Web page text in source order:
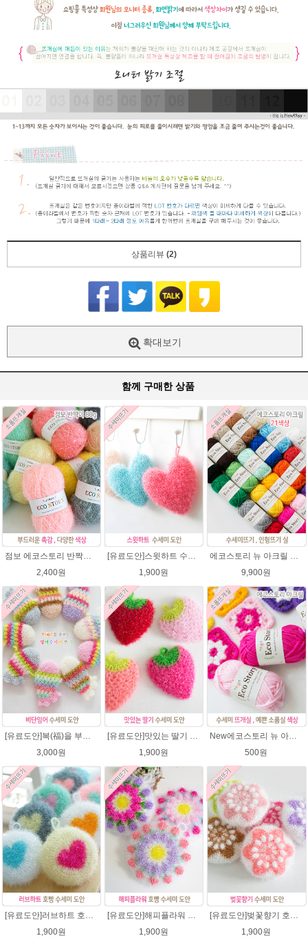
상품리뷰 (2)
확대보기
함께 구매한 상품
점보 에코스토리 반짝이 80g 대용량 수세미뜨기 뜨개실 친환경소품 뜨개질실//웰빙수세미실/반짝이수세미실/반짝이뜨개실/ 수세미실/대용량수세미/빤짝이실
2,400원
[유료도안]스윗하트 수세미뜨기 도안(수세미실은 옵션에서 추가구매 가능)예쁜수세미뜨기/빤짝이 수세미실/웰빙수세미실/고급수세미실/하트뜨기 반짝이수세미 하트수세미
1,900원
에코스토리 뉴 아크릴 21색상(전색상) 1세트 / 수세미실 인형제작 뜨개실 친환경소품 뜨개질실 아크릴수세미실
9,900원
3,000원
1,900원
500원
[유료도안]러브하트 호빵수세미뜨기 도안(수세미실은 옵션에서 추가구매 가능)/별호빵수세미처럼 예쁜수세미뜨기/빤짝이 수세미실/웰빙수세미실/고급수세미실/하트뜨기 반짝이수세미 하트수세미
1,900원
[유료도안]해피플라워 호빵수세미뜨기 도안(수세미실은 옵션에서 추가구매 가능)/수세미뜨기/수세미실/반짝이수세미/반짝이실/별수세미 호빵수세미 웰빙수세미 퐁퐁수세미 코바늘수세미
1,900원
[유료도안]벚꽃향기 호빵수세미뜨기 도안(수세미실은 옵션에서 추가구매 가능)/수세미뜨기/수세미실/반짝이수세미/반짝이실/별수세미 호빵수세미 웰빙수세미 퐁퐁수세미 코바늘수세미
1,900원